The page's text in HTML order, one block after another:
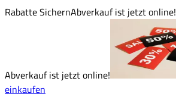
Rabatte SichernAbverkauf ist jetzt online!
Abverkauf ist jetzt online!
einkaufen